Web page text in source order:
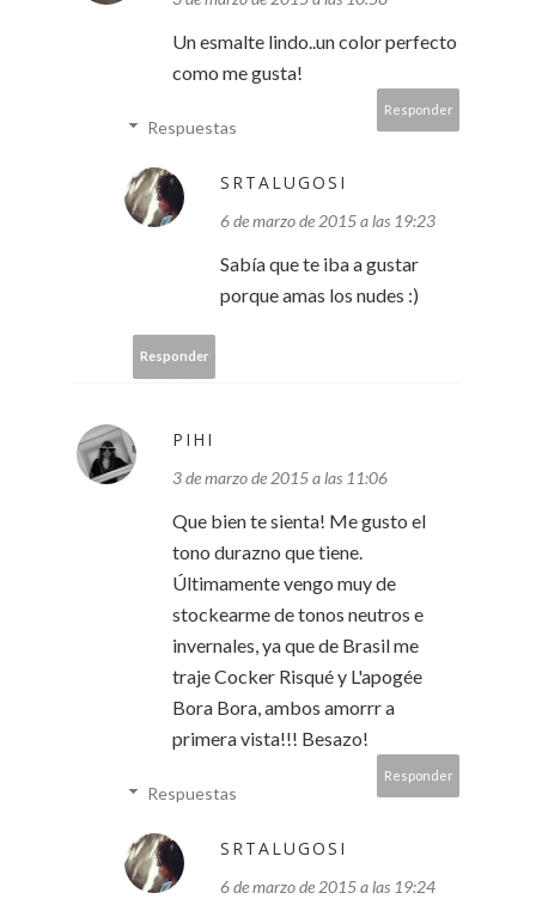
Un esmalte lindo..un color perfecto
como me gusta!
Responder
Respuestas
SRTALUGOSI
6 de marzo de 2015 a las 19:23
Sabía que te iba a gustar
porque amas los nudes :)
Responder
ΡΙΗΙ
3 de marzo de 2015 a las 11:06
Que bien te sienta! Me gusto el
tono durazno que tiene.
Últimamente vengo muy de
stockearme de tonos neutros e
invernales, ya que de Brasil me
traje Cocker Risqué y L'apogée
Bora Bora, ambos amorrr a
primera vista!!! Besazo!
Responder
Respuestas
SRTALUGOSI
6 de marzo de 2015 a las 19:24